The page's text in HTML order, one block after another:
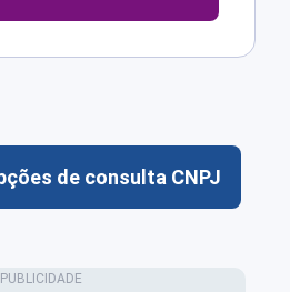
de consulta CNPJ